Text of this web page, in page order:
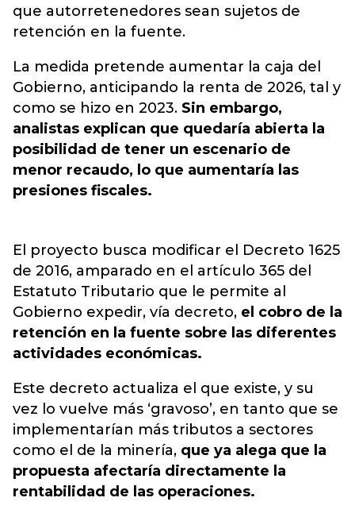
que autorretenedores sean sujetos de
retención en la fuente.
La medida pretende aumentar la caja del
Gobierno, anticipando la renta de 2026, tal y
como se hizo en 2023. Sin embargo,
analistas explican que quedaría abierta la
posibilidad de tener un escenario de
menor recaudo, lo que aumentaría las
presiones fiscales.
El proyecto busca modificar el Decreto 1625
de 2016, amparado en el artículo 365 del
Estatuto Tributario que le permite al
Gobierno expedir, vía decreto, el cobro de la
retención en la fuente sobre las diferentes
actividades económicas.
Este decreto actualiza el que existe, y su
vez lo vuelve más ‘gravoso’, en tanto que se
implementarían más tributos a sectores
como el de la minería, que ya alega que la
propuesta afectaría directamente la
rentabilidad de las operaciones.